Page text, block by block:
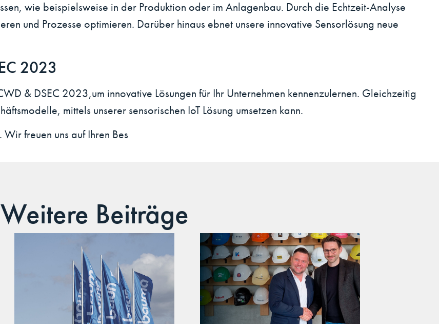
wie beispielsweise in der Produktion oder im Anlagenbau. Durch die Echtzeit-Analyse
und Prozesse optimieren. Darüber hinaus ebnet unsere innovative Sensorlösung neue
2023
& DSEC 2023,um innovative Lösungen für Ihr Unternehmen kennenzulernen. Gleichzeitig
mittels unserer sensorischen IoT Lösung umsetzen kann.
freuen uns auf Ihren Bes
Weitere Beiträge